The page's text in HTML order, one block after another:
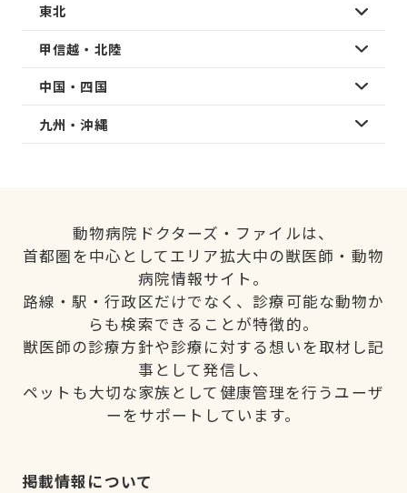
東北
甲信越・北陸
中国・四国
九州・沖縄
動物病院ドクターズ・ファイルは、
首都圏を中心としてエリア拡大中の獣医師・動物
病院情報サイト。
路線・駅・行政区だけでなく、診療可能な動物か
らも検索できることが特徴的。
獣医師の診療方針や診療に対する想いを取材し記
事として発信し、
ペットも大切な家族として健康管理を行うユーザ
ーをサポートしています。
掲載情報について